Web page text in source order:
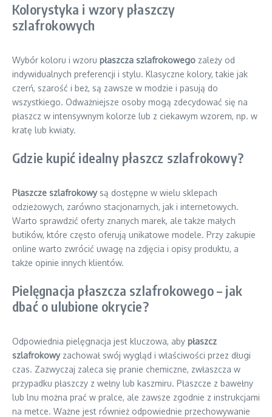
Kolorystyka i wzory płaszczy
szlafrokowych
Wybór koloru i wzoru płaszcza szlafrokowego zależy od
indywidualnych preferencji i stylu. Klasyczne kolory, takie jak
czerń, szarość i beż, są zawsze w modzie i pasują do
wszystkiego. Odważniejsze osoby mogą zdecydować się na
płaszcz w intensywnym kolorze lub z ciekawym wzorem, np. w
kratę lub kwiaty.
Gdzie kupić idealny płaszcz szlafrokowy?
Płaszcze szlafrokowysą dostępne w wielu sklepach
odzieżowych, zarówno stacjonarnych, jak i internetowych.
Warto sprawdzić oferty znanych marek, ale także małych
butików, które często oferują unikatowe modele. Przy zakupie
online warto zwrócić uwagę na zdjęcia i opisy produktu, a
także opinie innych klientów.
Pielęgnacja płaszcza szlafrokowego – jak
dbać o ulubione okrycie?
Odpowiednia pielęgnacja jest kluczowa, aby płaszcz
szlafrokowyzachował swój wygląd i właściwości przez długi
czas. Zazwyczaj zaleca się pranie chemiczne, zwłaszcza w
przypadku płaszczy z wełny lub kaszmiru. Płaszcze z bawełny
lub lnu można prać w pralce, ale zawsze zgodnie z instrukcjami
na metce. Ważne jest również odpowiednie przechowywanie